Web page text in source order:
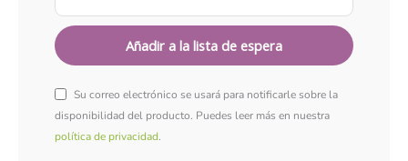
Su correo electrónico se usará para notificarle sobre la
disponibilidad del producto. Puedes leer más en nuestra
política de privacidad.